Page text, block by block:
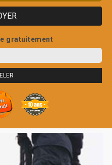
gratuitement